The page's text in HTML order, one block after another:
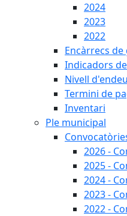
2024
2023
2022
Encàrrecs de
Indicadors
Nivell
Termini de
Inventari
Ple municipal
2026 -
2025 -
2024 -
2023 -
2022 -